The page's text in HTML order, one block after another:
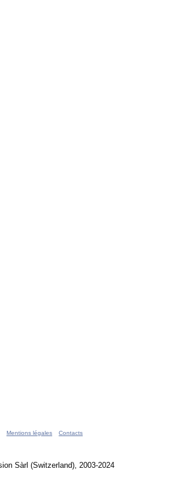
Mentions légales Contacts
Sàrl (Switzerland), 2003-2024